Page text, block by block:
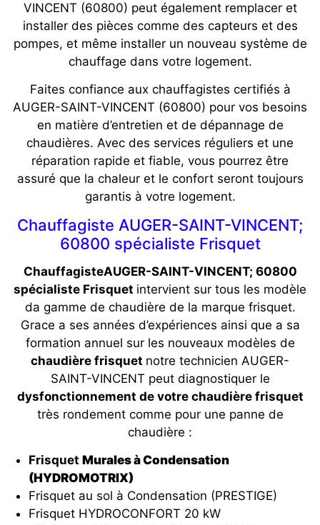
VINCENT (60800) peut également remplacer et
installer des pièces comme des capteurs et des
pompes, et même installer un nouveau système de
chauffage dans votre logement.
Faites confiance aux chauffagistes certifiés à
AUGER-SAINT-VINCENT (60800) pour vos besoins
en matière d’entretien et de dépannage de
chaudières. Avec des services réguliers et une
réparation rapide et fiable, vous pourrez être
assuré que la chaleur et le confort seront toujours
garantis à votre logement.
Chauffagiste AUGER-SAINT-VINCENT;
60800 spécialiste Frisquet
ChauffagisteAUGER-SAINT-VINCENT; 60800
spécialiste Frisquet intervient sur tous les modèle
da gamme de chaudière de la marque frisquet.
Grace a ses années d’expériences ainsi que a sa
formation annuel sur les nouveaux modèles de
chaudière frisquet notre technicien AUGER-
SAINT-VINCENT peut diagnostiquer le
dysfonctionnement de votre chaudière frisquet
très rondement comme pour une panne de
chaudière :
Frisquet Murales à Condensation
(HYDROMOTRIX)
Frisquet au sol à Condensation (PRESTIGE)
Frisquet HYDROCONFORT 20 kW